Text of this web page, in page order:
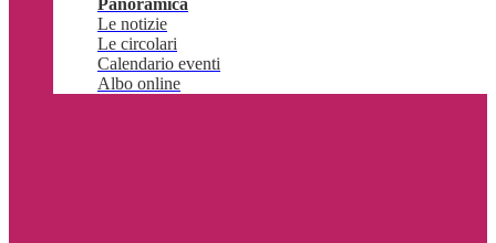
Panoramica
Le notizie
Le circolari
Calendario eventi
Albo online